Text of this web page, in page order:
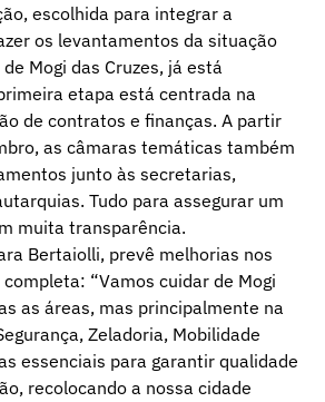
escolhida para integrar a
os levantamentos da situação
Mogi das Cruzes, já está
etapa está centrada na
de contratos e finanças. A partir
as câmaras temáticas também
junto às secretarias,
Tudo para assegurar um
muita transparência.
Bertaiolli, prevê melhorias nos
“Vamos cuidar de Mogi
as áreas, mas principalmente na
Zeladoria, Mobilidade
essenciais para garantir qualidade
recolocando a nossa cidade